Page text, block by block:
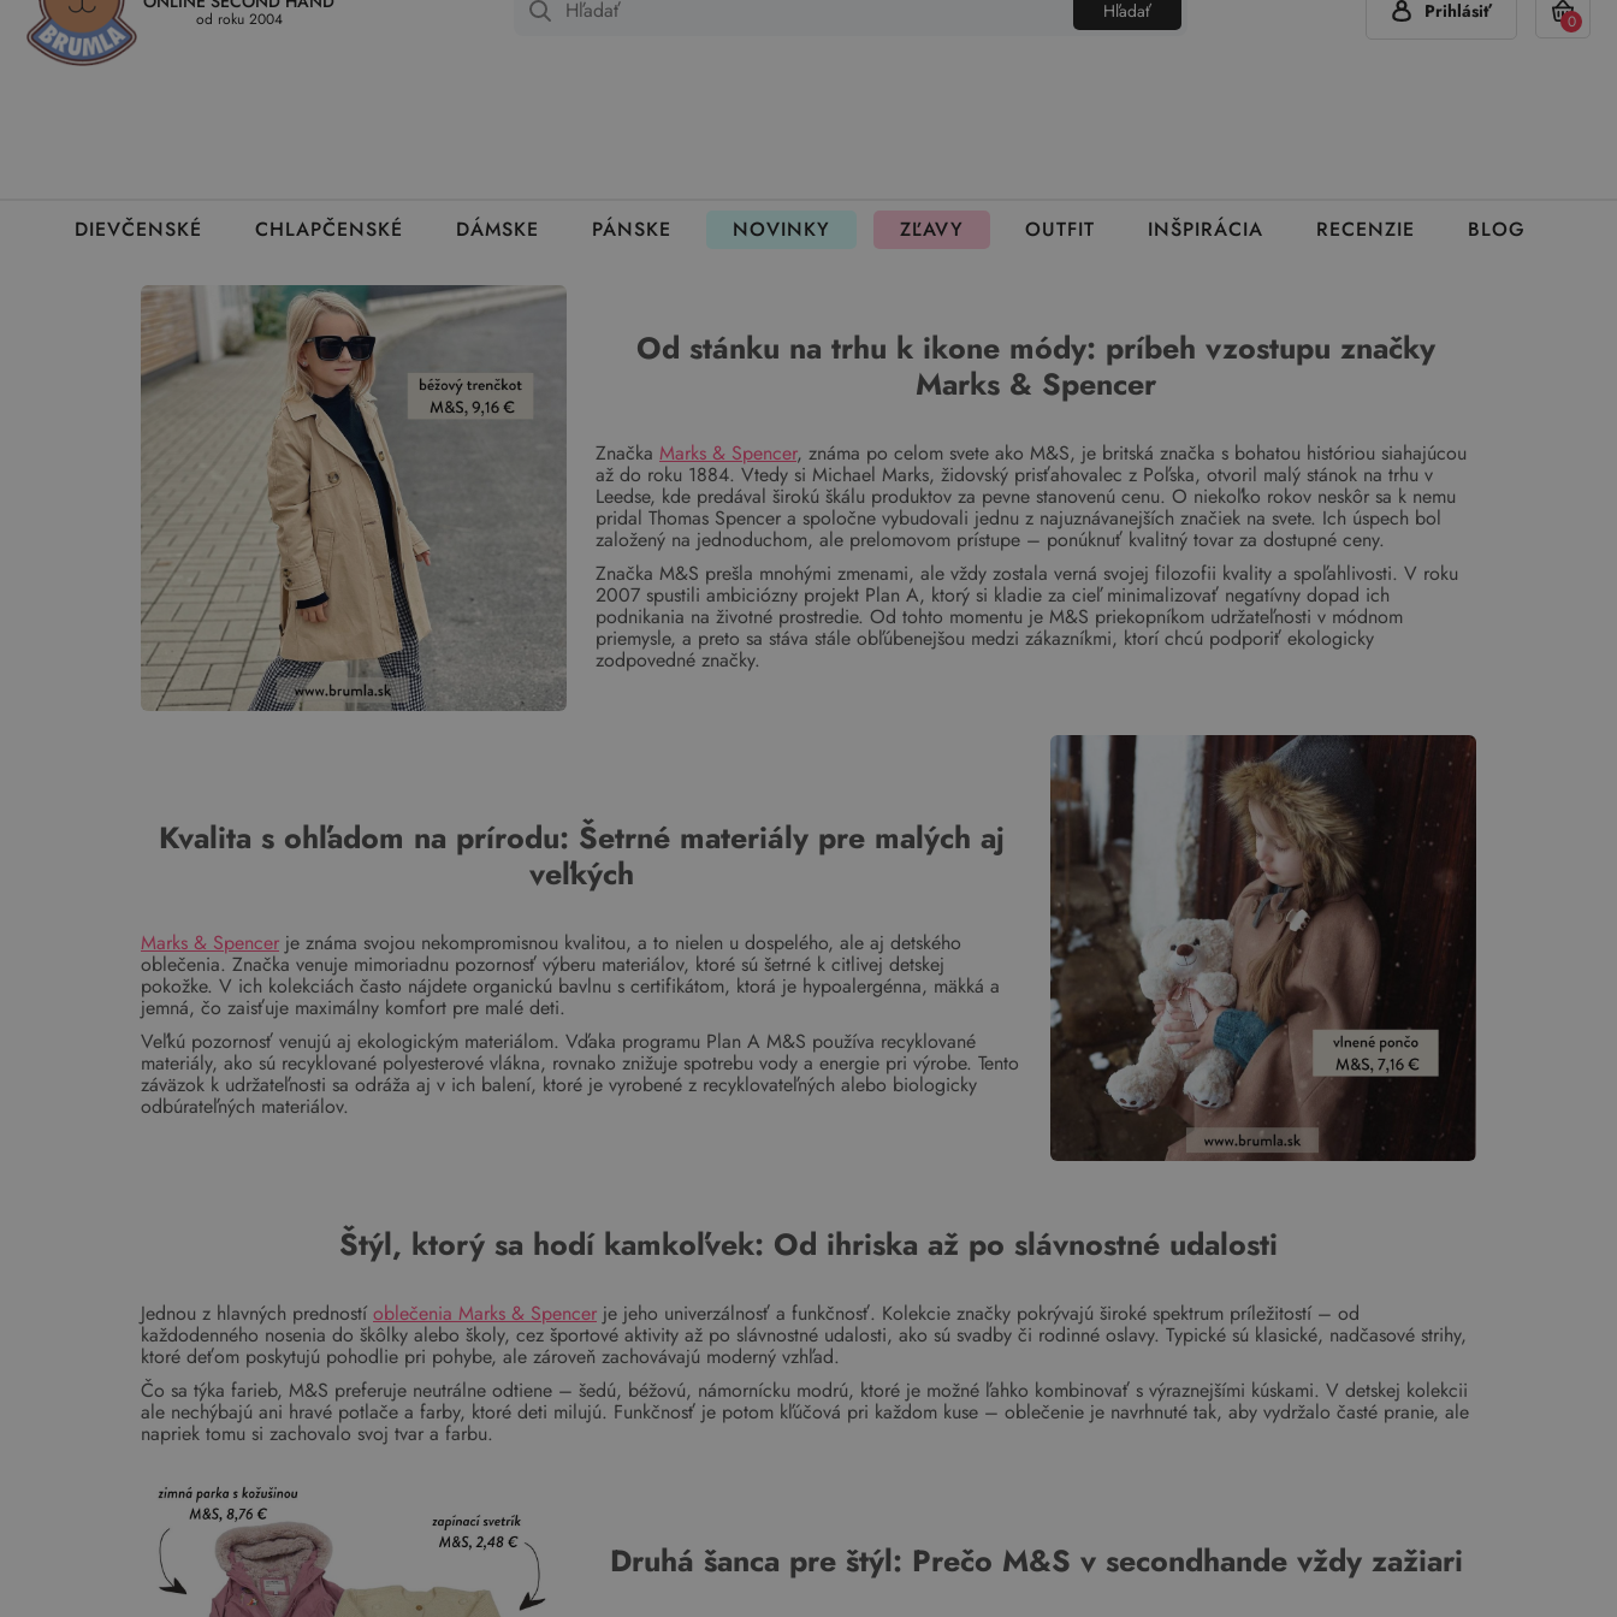
Kedy a ako dostanem tovar Ako môžem vrátiť oblečenie Ako fungujú rezervácie +420 777 319 477 (Pon - Pia 7:00 - 15:00) info@brumla.sk
od roku 2004 Hľadať Prihlásiť 0
DIEVČENSKÉ CHLAPČENSKÉ DÁMSKE PÁNSKE NOVINKY ZĽAVY OUTFIT INŠPIRÁCIA RECENZIE BLOG
Od stánku na trhu k ikone módy: príbeh vzostupu značky
Marks & Spencer
Značka Marks & Spencer, známa po celom svete ako M&S, je britská značka s bohatou históriou siahajúcou
až do roku 1884. Vtedy si Michael Marks, židovský prisťahovalec z Poľska, otvoril malý stánok na trhu v
Leedse, kde predával širokú škálu produktov za pevne stanovenú cenu. O niekoľko rokov neskôr sa k nemu
pridal Thomas Spencer a spoločne vybudovali jednu z najuznávanejších značiek na svete. Ich úspech bol
založený na jednoduchom, ale prelomovom prístupe – ponúknuť kvalitný tovar za dostupné ceny.
Značka M&S prešla mnohými zmenami, ale vždy zostala verná svojej filozofii kvality a spoľahlivosti. V roku
2007 spustili ambiciózny projekt Plan A, ktorý si kladie za cieľ minimalizovať negatívny dopad ich
podnikania na životné prostredie. Od tohto momentu je M&S priekopníkom udržateľnosti v módnom
priemysle, a preto sa stáva stále obľúbenejšou medzi zákazníkmi, ktorí chcú podporiť ekologicky
zodpovedné značky.
Kvalita s ohľadom na prírodu: Šetrné materiály pre malých aj
veľkých
Marks & Spencer je známa svojou nekompromisnou kvalitou, a to nielen u dospelého, ale aj detského
oblečenia. Značka venuje mimoriadnu pozornosť výberu materiálov, ktoré sú šetrné k citlivej detskej
pokožke. V ich kolekciách často nájdete organickú bavlnu s certifikátom, ktorá je hypoalergénna, mäkká a
jemná, čo zaisťuje maximálny komfort pre malé deti.
Veľkú pozornosť venujú aj ekologickým materiálom. Vďaka programu Plan A M&S používa recyklované
materiály, ako sú recyklované polyesterové vlákna, rovnako znižuje spotrebu vody a energie pri výrobe. Tento
záväzok k udržateľnosti sa odráža aj v ich balení, ktoré je vyrobené z recyklovateľných alebo biologicky
odbúrateľných materiálov.
Štýl, ktorý sa hodí kamkoľvek: Od ihriska až po slávnostné udalosti
Jednou z hlavných predností oblečenia Marks & Spencer je jeho univerzálnosť a funkčnosť. Kolekcie značky pokrývajú široké spektrum príležitostí – od
každodenného nosenia do škôlky alebo školy, cez športové aktivity až po slávnostné udalosti, ako sú svadby či rodinné oslavy. Typické sú klasické, nadčasové strihy,
ktoré deťom poskytujú pohodlie pri pohybe, ale zároveň zachovávajú moderný vzhľad.
Čo sa týka farieb, M&S preferuje neutrálne odtiene – šedú, béžovú, námornícku modrú, ktoré je možné ľahko kombinovať s výraznejšími kúskami. V detskej kolekcii
ale nechýbajú ani hravé potlače a farby, ktoré deti milujú. Funkčnosť je potom kľúčová pri každom kuse – oblečenie je navrhnuté tak, aby vydržalo časté pranie, ale
napriek tomu si zachovalo svoj tvar a farbu.
Druhá šanca pre štýl: Prečo M&S v secondhande vždy zažiari